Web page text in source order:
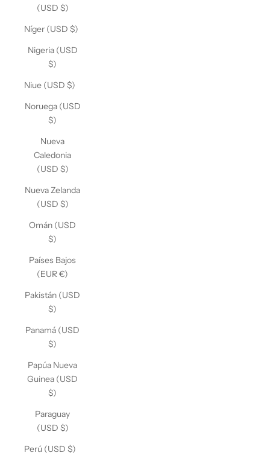
(USD $)
Níger (USD $)
Nigeria (USD
$)
Niue (USD $)
Noruega (USD
$)
Nueva
Caledonia
(USD $)
Nueva Zelanda
(USD $)
Omán (USD
$)
Países Bajos
(EUR €)
Pakistán (USD
$)
Panamá (USD
$)
Papúa Nueva
Guinea (USD
$)
Paraguay
(USD $)
Perú (USD $)